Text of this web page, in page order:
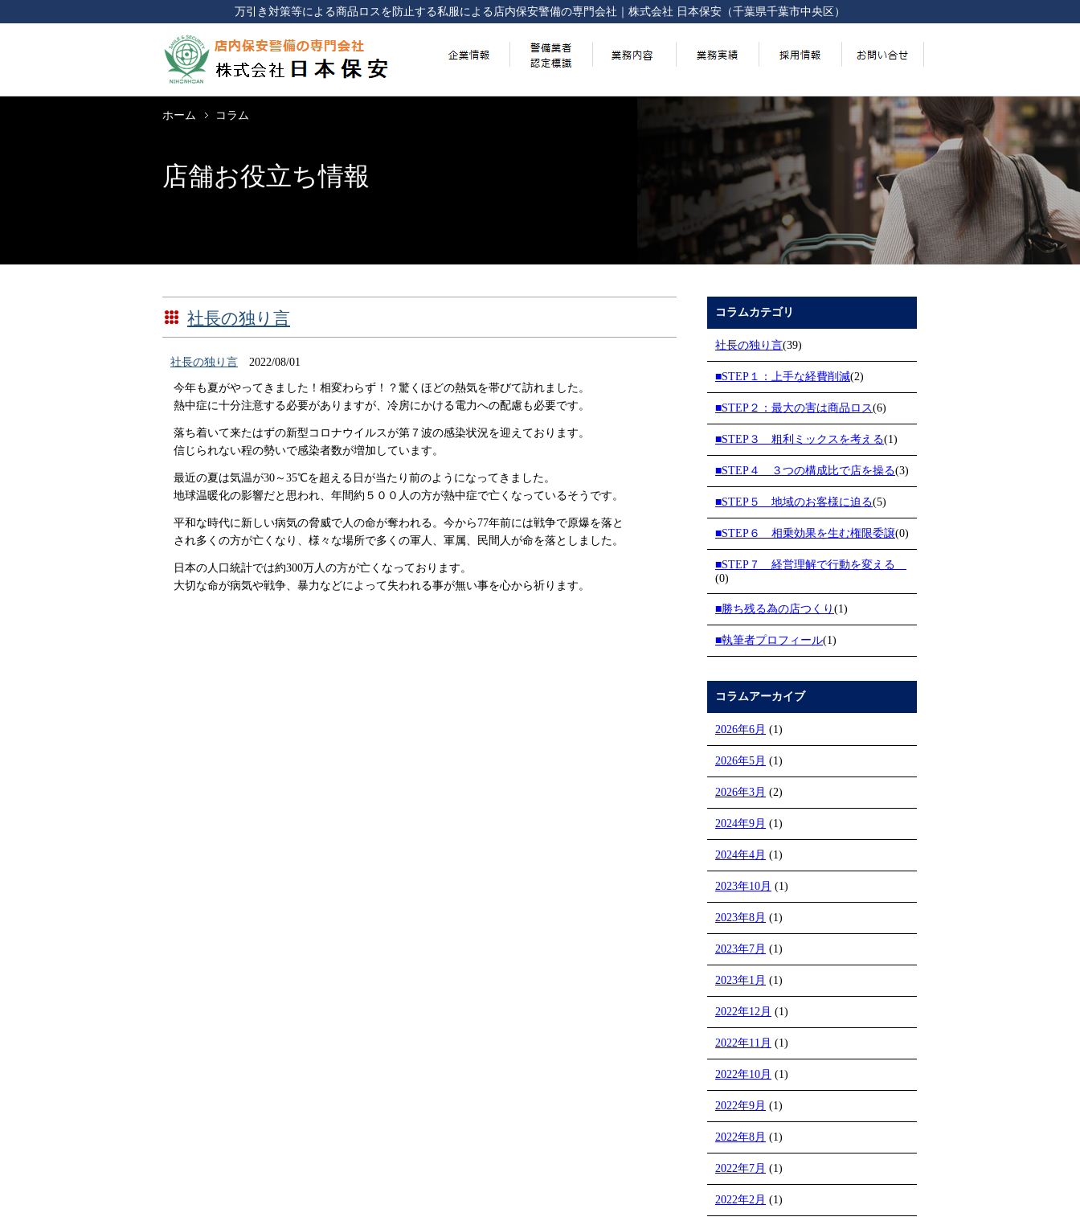
万引き対策等による商品ロスを防止する私服による店内保安警備の専門会社 株式会社 日本保安（千葉県千葉市中央区）
ホーム コラム
店舗お役立ち情報
社長の独り言
社長の独り言 2022/08/01
今年も夏がやってきました！相変わらず！？驚くほどの熱気を帯びて訪れました。
熱中症に十分注意する必要がありますが、冷房にかける電力への配慮も必要です。
落ち着いて来たはずの新型コロナウイルスが第７波の感染状況を迎えております。
信じられない程の勢いで感染者数が増加しています。
最近の夏は気温が30～35℃を超える日が当たり前のようになってきました。
地球温暖化の影響だと思われ、年間約５００人の方が熱中症で亡くなっているそうです。
平和な時代に新しい病気の脅威で人の命が奪われる。今から77年前には戦争で原爆を落と
され多くの方が亡くなり、様々な場所で多くの軍人、軍属、民間人が命を落としました。
日本の人口統計では約300万人の方が亡くなっております。
大切な命が病気や戦争、暴力などによって失われる事が無い事を心から祈ります。
コラムカテゴリ
社長の独り言(39)
■STEP１：上手な経費削減(2)
■STEP２：最大の害は商品ロス(6)
■STEP３ 粗利ミックスを考える(1)
■STEP４ ３つの構成比で店を操る(3)
■STEP５ 地域のお客様に迫る(5)
■STEP６ 相乗効果を生む権限委譲(0)
■STEP７ 経営理解で行動を変える
(0)
■勝ち残る為の店つくり (1)
■執筆者プロフィール(1)
コラムアーカイブ
2026年6月 (1)
2026年5月 (1)
2026年3月 (2)
2024年9月 (1)
2024年4月 (1)
2023年10月 (1)
2023年8月 (1)
2023年7月 (1)
2023年1月 (1)
2022年12月 (1)
2022年11月 (1)
2022年10月 (1)
2022年9月 (1)
2022年8月 (1)
2022年7月 (1)
2022年2月 (1)